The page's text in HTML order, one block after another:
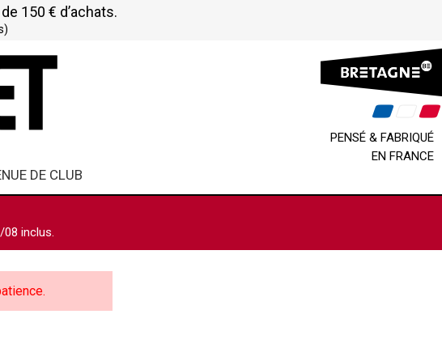
150 € d’achats.
PENSÉ & FABRIQUÉ
EN FRANCE
DE CLUB
inclus.